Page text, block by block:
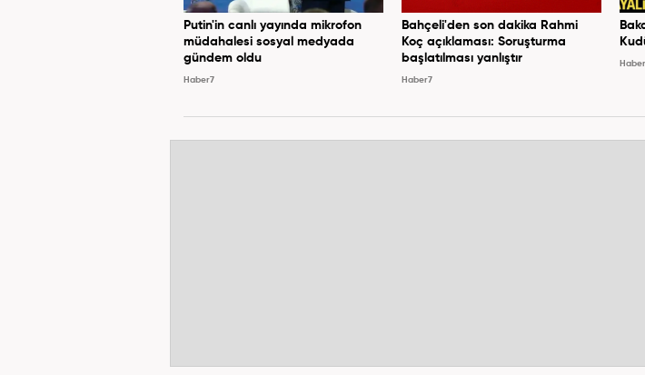
Putin'in canlı yayında mikrofon
müdahalesi sosyal medyada
gündem oldu
Haber7
Bahçeli'den son dakika Rahmi
Koç açıklaması: Soruşturma
başlatılması yanlıştır
Haber7